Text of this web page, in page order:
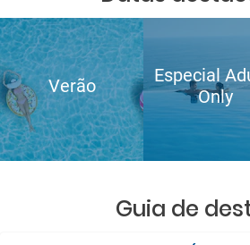
Verão
Especial
Only
Guia de